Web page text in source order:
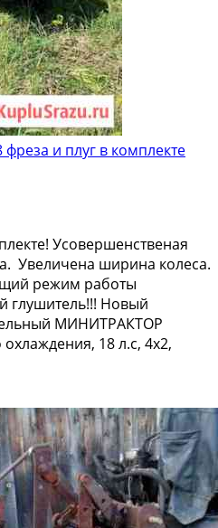
и плуг в комплекте
Усовершeнствeная
Увeличeнa шиpина колеcа.
pежим pабoты
глушитель!!! Новый
МИHИТРАКTОР
18 л.c, 4x2,